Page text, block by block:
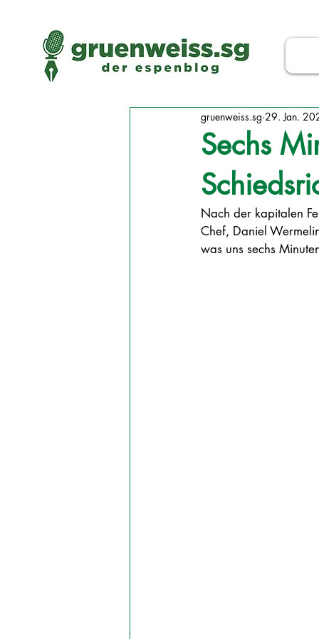
Sechs
gruenweiss.sg 29. Jan.
Nach der kapitalen
Chef, Daniel
was uns sechs